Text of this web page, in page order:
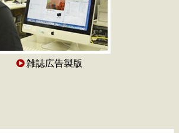
雑誌広告製版